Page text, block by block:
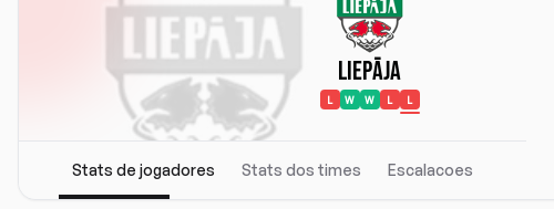
Liepāja
L W W L L
Stats de jogadores Stats dos times Escalacoes